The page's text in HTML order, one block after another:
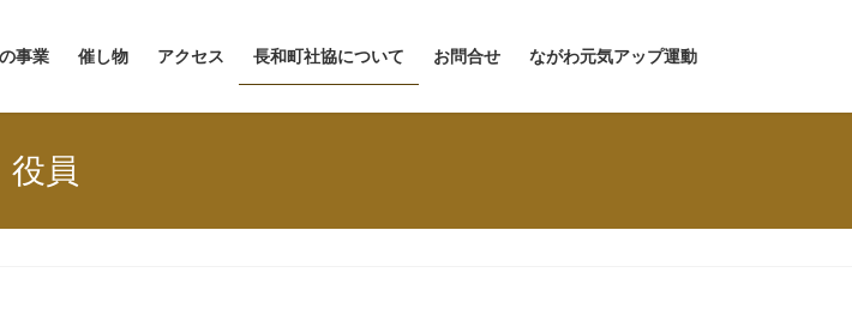
事業 催し物 アクセス 長和町社協について お問合せ ながわ元気アップ運動
役員